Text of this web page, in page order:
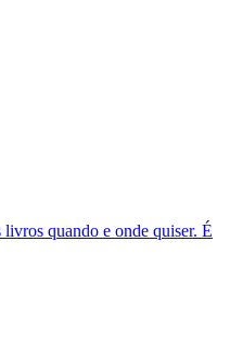
quando e onde quiser. É